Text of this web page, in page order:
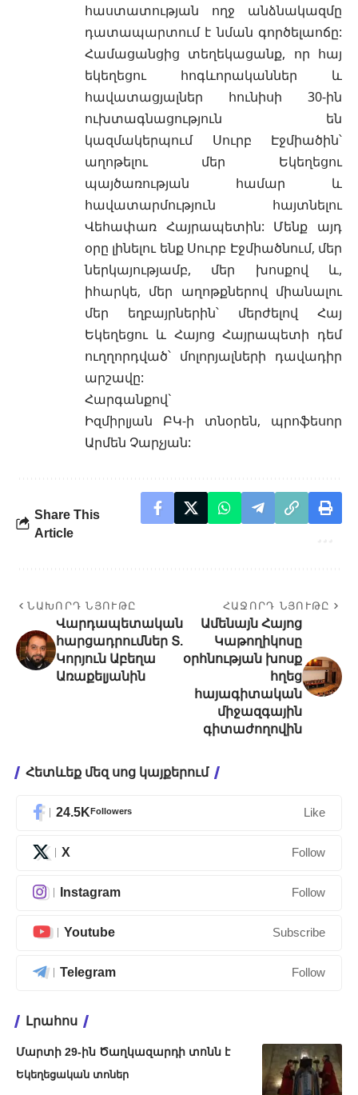
հաստատության ողջ անձնակազմը
դատապարտում է նման գործելաոճը:
Համացանցից տեղեկացանք, որ հայ
եկեղեցու հոգևորականներ և
հավատացյալներ հունիսի 30-ին
ուխտագնացություն են
կազմակերպում Սուրբ Էջմիածին՝
աղոթելու մեր Եկեղեցու
պայծառության համար և
հավատարմություն հայտնելու
Վեհափառ Հայրապետին: Մենք այդ
օրը լինելու ենք Սուրբ Էջմիածնում, մեր
ներկայությամբ, մեր խոսքով և,
իհարկե, մեր աղոթքներով միանալու
մեր եղբայրներին՝ մերժելով Հայ
Եկեղեցու և Հայոց Հայրապետի դեմ
ուղղորդված՝ մոլորյալների դավադիր
արշավը:
Հարգանքով`
Իզմիրլյան ԲԿ-ի տնօրեն, պրոֆեսոր
Արմեն Չարչյան:
Share This
Article
ՆԱԽՈՐԴ ՆՅՈՒԹԸ
Վարդապետական
հարցադրումներ Տ.
Կորյուն Աբեղա
Առաքելյանին
ՀԱՋՈՐԴ ՆՅՈՒԹԸ
Ամենայն Հայոց
Կաթողիկոսը
օրհնության խոսք
հղեց
հայագիտական
միջազգային
գիտաժողովին
Հետևեք մեզ սոց կայքերում
24.5KFollowers Like
X Follow
Instagram Follow
Youtube Subscribe
Telegram Follow
Լրահոս
Մարտի 29-ին Ծաղկազարդի տոնն է
Եկեղեցական տոներ